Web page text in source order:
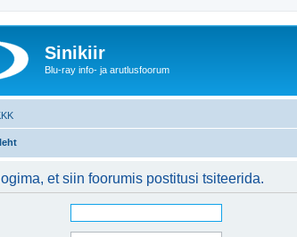
Sinikiir
Blu-ray info- ja arutlusfoorum
et siin foorumis postitusi tsiteerida.